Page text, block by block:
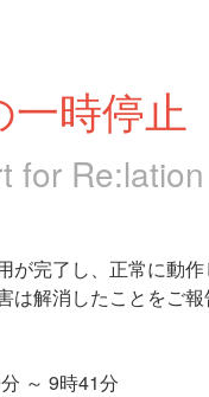
時停止
for Re:lation
が完了し、正常に動
は解消したことをご報
～ 9時41分